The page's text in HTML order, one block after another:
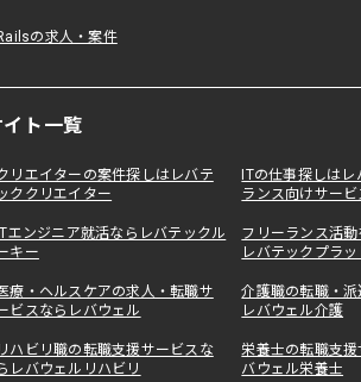
の求人・案件
ト一覧
リエイターの案件探しはレバテ
ククリエイター
ITの仕事探しは
ランス向けサービ
ITエンジニア就活ならレバテックル
キー
フリーランス活
レバテックプラ
療・ヘルスケアの求人・転職サ
ビスならレバウェル
介護職の転職・
レバウェル介護
リハビリ職の転職支援サービスな
レバウェルリハビリ
栄養士の転職支
バウェル栄養士